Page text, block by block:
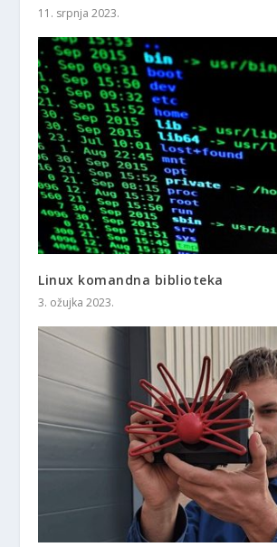
11. srpnja 2023.
Linux komandna biblioteka
3. ožujka 2023.